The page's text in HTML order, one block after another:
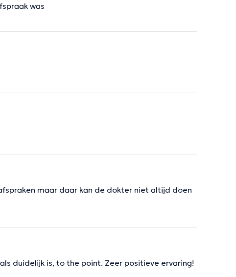
was
maar daar kan de dokter niet altijd doen
duidelijk is, to the point. Zeer positieve ervaring!